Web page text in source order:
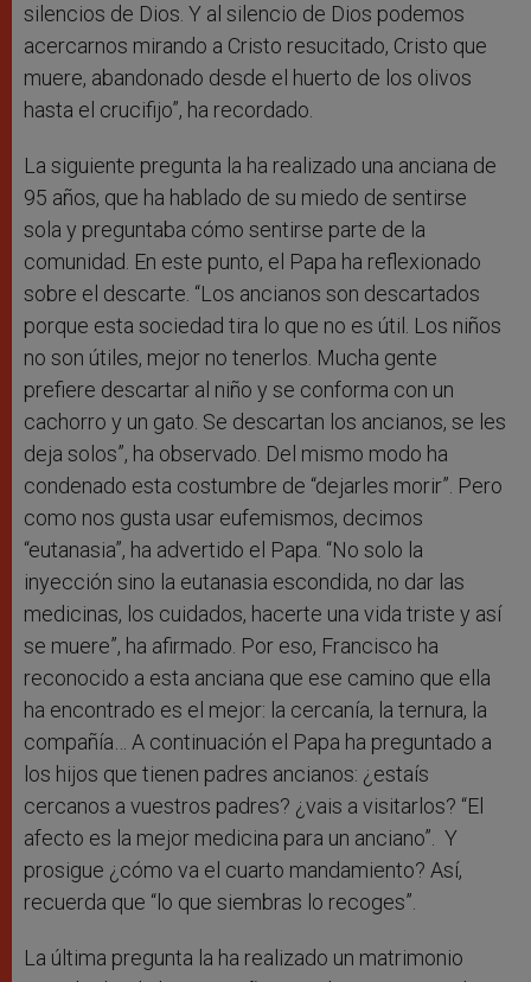
silencios de Dios. Y al silencio de Dios podemos
acercarnos mirando a Cristo resucitado, Cristo que
muere, abandonado desde el huerto de los olivos
hasta el crucifijo”, ha recordado.
La siguiente pregunta la ha realizado una anciana de
95 años, que ha hablado de su miedo de sentirse
sola y preguntaba cómo sentirse parte de la
comunidad. En este punto, el Papa ha reflexionado
sobre el descarte. “Los ancianos son descartados
porque esta sociedad tira lo que no es útil. Los niños
no son útiles, mejor no tenerlos. Mucha gente
prefiere descartar al niño y se conforma con un
cachorro y un gato. Se descartan los ancianos, se les
deja solos”, ha observado. Del mismo modo ha
condenado esta costumbre de “dejarles morir”. Pero
como nos gusta usar eufemismos, decimos
“eutanasia”, ha advertido el Papa. “No solo la
inyección sino la eutanasia escondida, no dar las
medicinas, los cuidados, hacerte una vida triste y así
se muere”, ha afirmado. Por eso, Francisco ha
reconocido a esta anciana que ese camino que ella
ha encontrado es el mejor: la cercanía, la ternura, la
compañía… A continuación el Papa ha preguntado a
los hijos que tienen padres ancianos: ¿estaís
cercanos a vuestros padres? ¿vais a visitarlos? “El
afecto es la mejor medicina para un anciano”. Y
prosigue ¿cómo va el cuarto mandamiento? Así,
recuerda que “lo que siembras lo recoges”.
La última pregunta la ha realizado un matrimonio